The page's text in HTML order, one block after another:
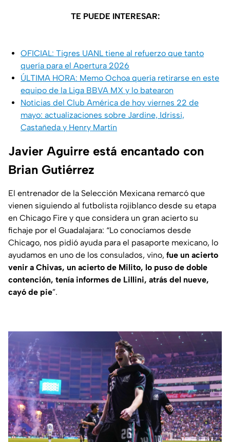
TE PUEDE INTERESAR:
OFICIAL: Tigres UANL tiene al refuerzo que tanto
quería para el Apertura 2026
ÚLTIMA HORA: Memo Ochoa quería retirarse en este
equipo de la Liga BBVA MX y lo batearon
Noticias del Club América de hoy viernes 22 de
mayo: actualizaciones sobre Jardine, Idrissi,
Castañeda y Henry Martín
Javier Aguirre está encantado con
Brian Gutiérrez
El entrenador de la Selección Mexicana remarcó que
vienen siguiendo al futbolista rojiblanco desde su etapa
en Chicago Fire y que considera un gran acierto su
fichaje por el Guadalajara: “Lo conocíamos desde
Chicago, nos pidió ayuda para el pasaporte mexicano, lo
ayudamos en uno de los consulados, vino, fue un acierto
venir a Chivas, un acierto de Milito, lo puso de doble
contención, tenía informes de Lillini, atrás del nueve,
cayó de pie”.